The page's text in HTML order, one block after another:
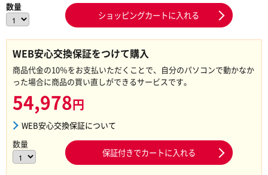
数量
ショッピングカートに入れる
WEB安心交換保証をつけて購入
商品代金の10％をお支払いただくことで、自分のパソコンで動かなか
った場合に商品の買い直しができるサービスです。
54,978円
WEB安心交換保証について
数量
保証付きでカートに入れる